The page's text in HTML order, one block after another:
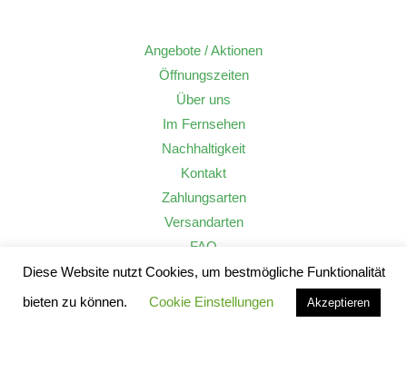
Angebote / Aktionen
Öffnungszeiten
Über uns
Im Fernsehen
Nachhaltigkeit
Kontakt
Zahlungsarten
Versandarten
FAQ
Widerrufsrecht
AGB
Diese Website nutzt Cookies, um bestmögliche Funktionalität
bieten zu können.
Cookie Einstellungen Akzeptieren